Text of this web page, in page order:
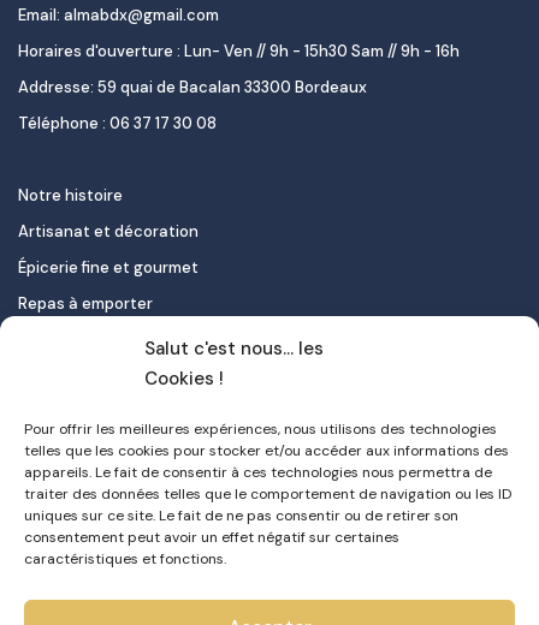
Salut c'est nous... les
Cookies !
Pour offrir les meilleures expériences, nous utilisons des technologies
telles que les cookies pour stocker et/ou accéder aux informations des
appareils. Le fait de consentir à ces technologies nous permettra de
traiter des données telles que le comportement de navigation ou les ID
uniques sur ce site. Le fait de ne pas consentir ou de retirer son
consentement peut avoir un effet négatif sur certaines
caractéristiques et fonctions.
Email: almabdx@gmail.com
Horaires d'ouverture : Lun- Ven // 9h - 15h30 Sam // 9h - 16h
Addresse: 59 quai de Bacalan 33300 Bordeaux
Téléphone : 06 37 17 30 08
Notre histoire
Artisanat et décoration
Épicerie fine et gourmet
Repas à emporter
Le pastel de nata
Contact
Mon compte
FAQ
Livraison